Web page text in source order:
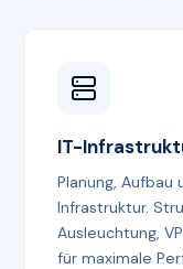
IT-
Planung, Aufbau
Infrastruktur.
Ausleuchtung,
für maximale